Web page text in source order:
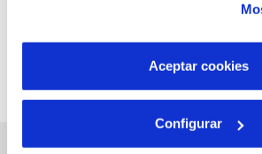
son indispensables para que el sitio
por tanto no se pueden desactivar.
más información en nuestraPolítica
Aceptar cookies
Configurar